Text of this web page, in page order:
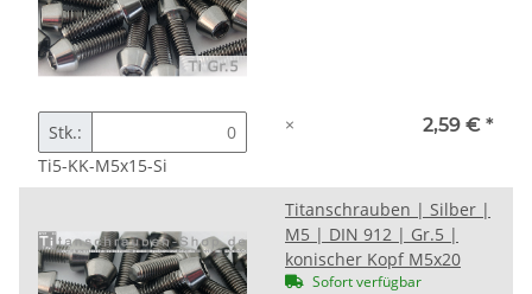
Stk.:
Ti5-KK-M5x15-Si
× 2,59 € *
Titanschrauben | Silber |
M5 | DIN 912 | Gr.5 |
konischer Kopf M5x20
Sofort verfügbar